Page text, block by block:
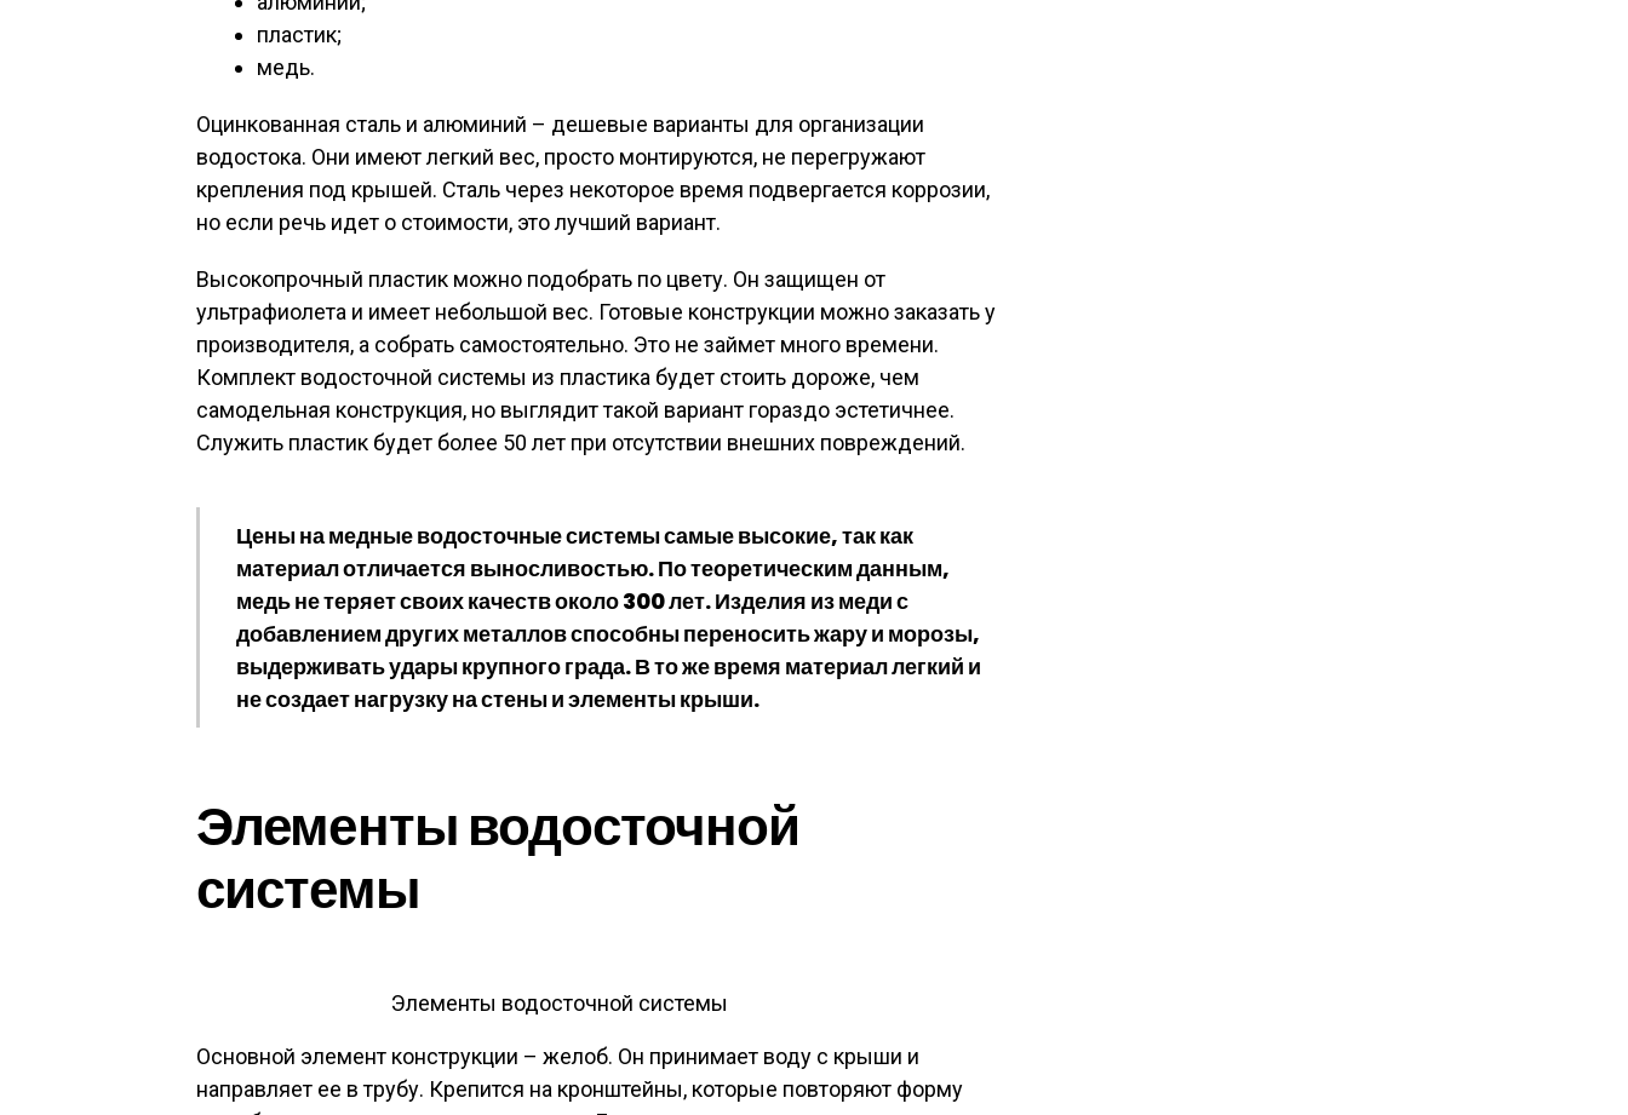
пластик;
медь.
Оцинкованная сталь и алюминий – дешевые варианты для организации
водостока. Они имеют легкий вес, просто монтируются, не перегружают
крепления под крышей. Сталь через некоторое время подвергается коррозии,
но если речь идет о стоимости, это лучший вариант.
Высокопрочный пластик можно подобрать по цвету. Он защищен от
ультрафиолета и имеет небольшой вес. Готовые конструкции можно заказать у
производителя, а собрать самостоятельно. Это не займет много времени.
Комплект водосточной системы из пластика будет стоить дороже, чем
самодельная конструкция, но выглядит такой вариант гораздо эстетичнее.
Служить пластик будет более 50 лет при отсутствии внешних повреждений.
Цены на медные водосточные системы самые высокие, так как
материал отличается выносливостью. По теоретическим данным,
медь не теряет своих качеств около 300 лет. Изделия из меди с
добавлением других металлов способны переносить жару и морозы,
выдерживать удары крупного града. В то же время материал легкий и
не создает нагрузку на стены и элементы крыши.
Элементы водосточной
системы
Элементы водосточной системы
Основной элемент конструкции – желоб. Он принимает воду с крыши и
направляет ее в трубу. Крепится на кронштейны, которые повторяют форму